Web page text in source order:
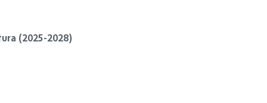
(2025-2028)